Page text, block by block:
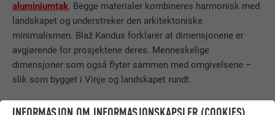
aluminiumtak. Begge materialer kombineres harmonisk med
landskapet og understreker den arkitektoniske
minimalismen. Blaž Kandus forklarer at dimensjonene er
avgjørende for prosjektene deres. Menneskelige
dimensjoner som også flyter sammen med omgivelsene –
slik som bygget i Vinje og landskapet rundt.